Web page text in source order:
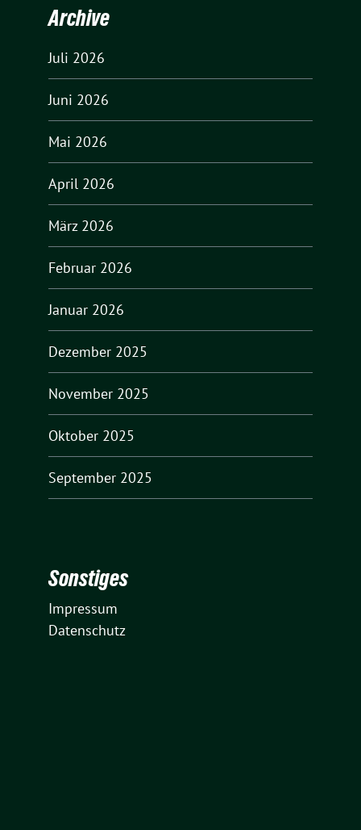
Archive
Juli 2026
Juni 2026
Mai 2026
April 2026
März 2026
Februar 2026
Januar 2026
Dezember 2025
November 2025
Oktober 2025
September 2025
Sonstiges
Impressum
Datenschutz